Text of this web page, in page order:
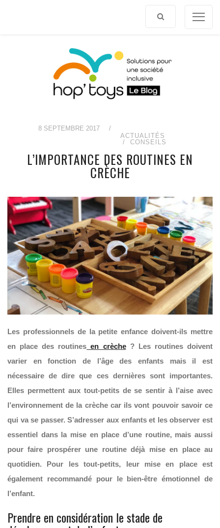
8 SEPTEMBRE 2017
/
ACTUALITÉS
CONSEILS
L’IMPORTANCE DES ROUTINES EN
CRÈCHE
Les professionnels de la petite enfance doivent-ils mettre
en place des routines en crèche? Les routines doivent
varier en fonction de l’âge des enfants mais il est
nécessaire de dire que ces dernières sont importantes.
Elles permettent aux tout-petits de se sentir à l’aise avec
l’environnement de la crèche car ils vont pouvoir savoir ce
qui va se passer. S’adresser aux enfants et les observer est
essentiel dans la mise en place d’une routine, mais aussi
pour faire prospérer une routine déjà mise en place au
quotidien. Pour les tout-petits, leur mise en place est
également recommandé pour le bien-être émotionnel de
l’enfant.
Prendre en considération le stade de